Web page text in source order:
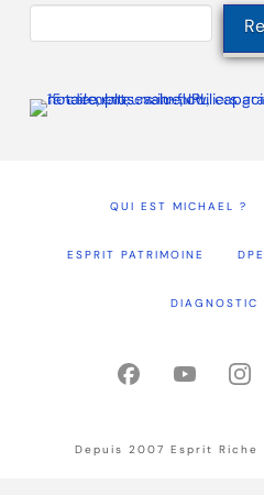
QUI EST MICHAEL ?
ESPRIT PATRIMOINE
DIAGNOSTIC
Depuis 2007 Esprit